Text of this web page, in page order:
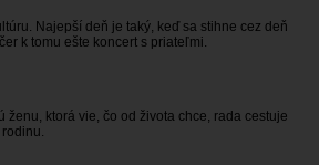
Najepší deň je taký, keď sa stihne cez deň
k tomu ešte koncert s priateľmi.
ženu, ktorá vie, čo od života chce, rada cestuje